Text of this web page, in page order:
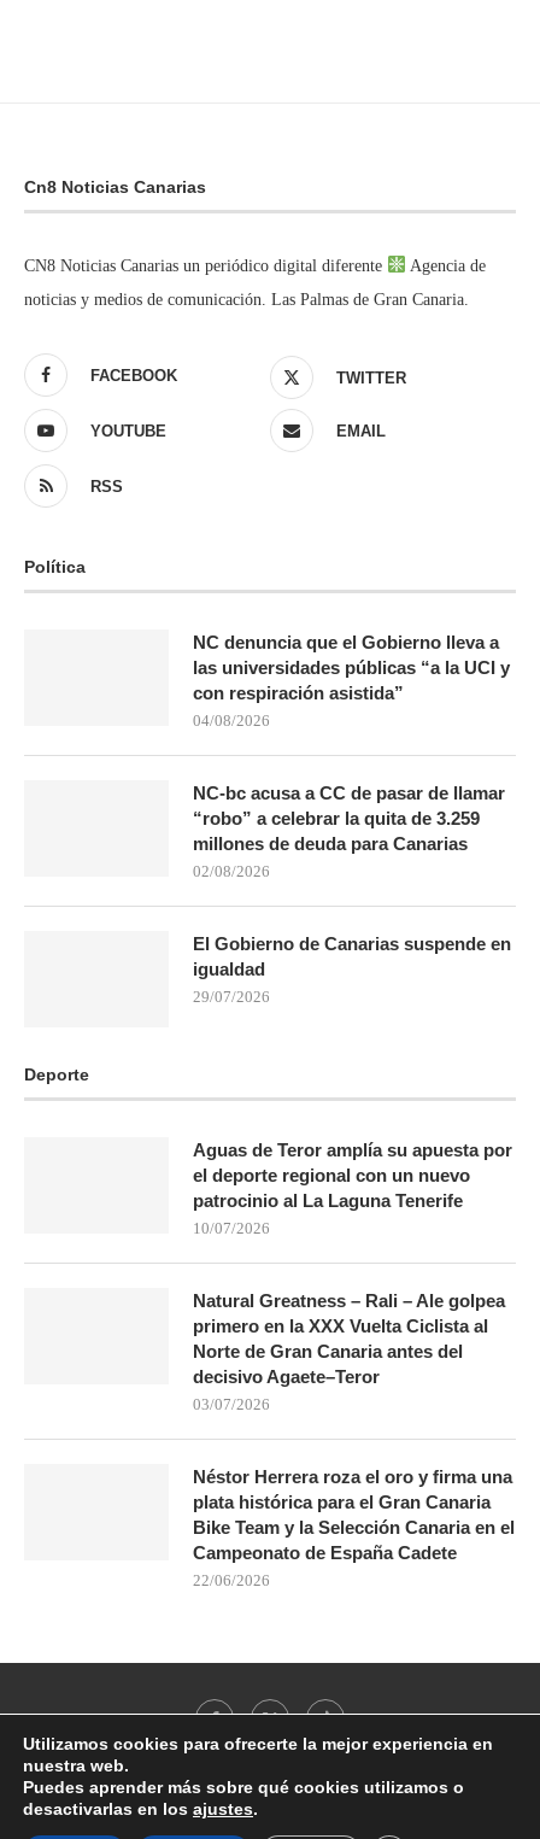
Cn8 Noticias Canarias
CN8 Noticias Canarias un periódico digital diferente
Agencia de
noticias y medios de comunicación. Las Palmas de Gran Canaria.
FACEBOOK TWITTER
YOUTUBE EMAIL
RSS
Política
NC denuncia que el Gobierno lleva a
las universidades públicas “a la UCI y
con respiración asistida”
04/08/2026
NC-bc acusa a CC de pasar de llamar
“robo” a celebrar la quita de 3.259
millones de deuda para Canarias
02/08/2026
El Gobierno de Canarias suspende en
igualdad
29/07/2026
Deporte
Aguas de Teror amplía su apuesta por
el deporte regional con un nuevo
patrocinio al La Laguna Tenerife
10/07/2026
Natural Greatness – Rali – Ale golpea
primero en la XXX Vuelta Ciclista al
Norte de Gran Canaria antes del
decisivo Agaete–Teror
03/07/2026
Néstor Herrera roza el oro y firma una
plata histórica para el Gran Canaria
Bike Team y la Selección Canaria en el
Campeonato de España Cadete
22/06/2026
@2021 - All Right Reserved. Designed and Developed by
Utilizamos cookies para ofrecerte la mejor experiencia en
nuestra web.
Puedes aprender más sobre qué cookies utilizamos o
desactivarlas en los ajustes.